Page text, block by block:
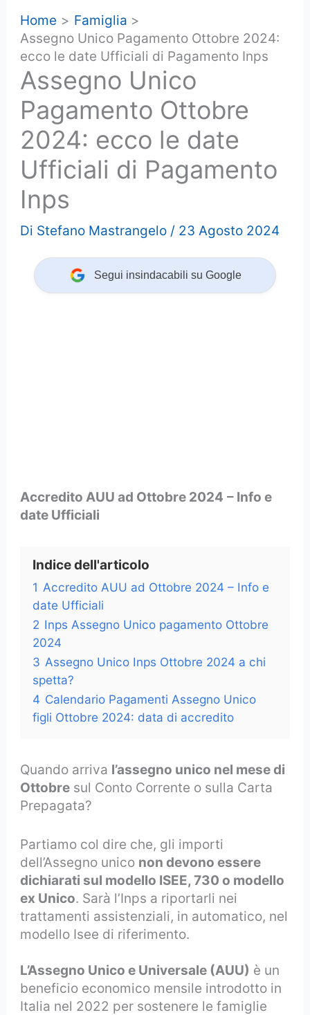
Home
Famiglia
Assegno Unico Pagamento Ottobre 2024:
ecco le date Ufficiali di Pagamento Inps
Assegno Unico
Pagamento Ottobre
2024: ecco le date
Ufficiali di Pagamento
Inps
Di Stefano Mastrangelo / 23 Agosto 2024
Segui insindacabili su Google
Accredito AUU ad Ottobre 2024 – Info e
date Ufficiali
Indice dell'articolo
1 Accredito AUU ad Ottobre 2024 – Info e
date Ufficiali
2 Inps Assegno Unico pagamento Ottobre
2024
3 Assegno Unico Inps Ottobre 2024 a chi
spetta?
4 Calendario Pagamenti Assegno Unico
figli Ottobre 2024: data di accredito
Quando arriva l’assegno unico nel mese di
Ottobre sul Conto Corrente o sulla Carta
Prepagata?
Partiamo col dire che, gli importi
dell’Assegno unico non devono essere
dichiarati sul modello ISEE, 730 o modello
ex Unico. Sarà l’Inps a riportarli nei
trattamenti assistenziali, in automatico, nel
modello Isee di riferimento.
L’Assegno Unico e Universale (AUU) è un
beneficio economico mensile introdotto in
Italia nel 2022 per sostenere le famiglie